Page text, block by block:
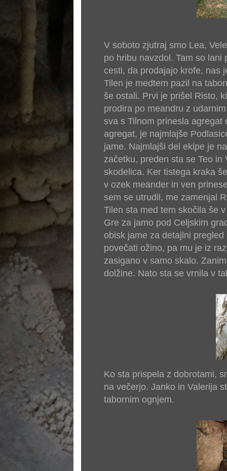
V soboto zjutraj smo Lea,
po hribu navzdol. Tam so
cesti, da prodajajo krofe, nas
Tilen je medtem pazil na
še ostali. Prvi je prišel Risto,
prodira po meandru z
sva s Tilnom prinesla
agregat, je najmlajše
jame. Najmlajši del ekipe je
začetku, preden sta se Teo
skodelica. Ker tistega kraka
v ozek meander in ven
sem se utrudil, me zamenjal
Tilen sta med tem skočila še
Gre za jamo pod Celjskim
obisk jame za detajlni
povečati ožino, pa mu je iz
zasigano v samo skalo.
dolžine. Nato sta se vrnila v
Ko sta prispela z dobrotami,
na večerjo. Janko in Valerija
tabornim ognjem.